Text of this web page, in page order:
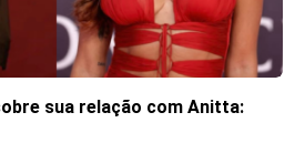
sua relação com Anitta: